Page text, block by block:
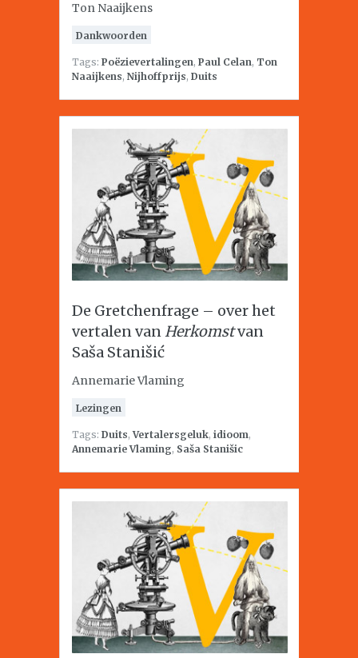
Ton Naaijkens
Dankwoorden
Tags: Poëzievertalingen, Paul Celan, Ton
Naaijkens, Nijhoffprijs, Duits
De Gretchenfrage – over het
vertalen vanHerkomstvan
Saša Stanišić
Annemarie Vlaming
Lezingen
Tags: Duits,Vertalersgeluk, idioom,
Annemarie Vlaming, Saša Stanišic